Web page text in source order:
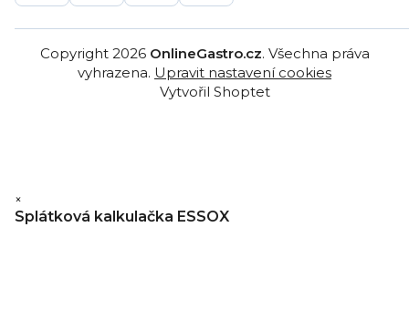
Vytvořil Shoptet
Copyright 2026 OnlineGastro.cz. Všechna práva
vyhrazena. Upravit nastavení cookies
×
Splátková kalkulačka ESSOX